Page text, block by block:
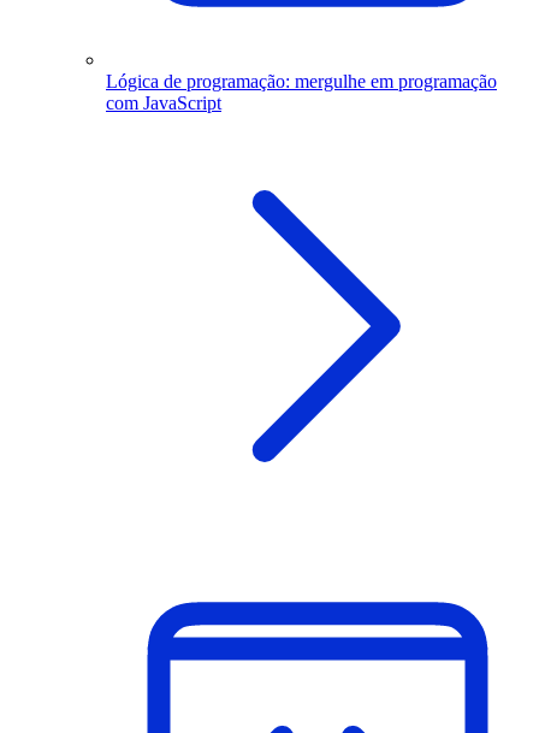
Lógica de programação: mergulhe em programação
com JavaScript